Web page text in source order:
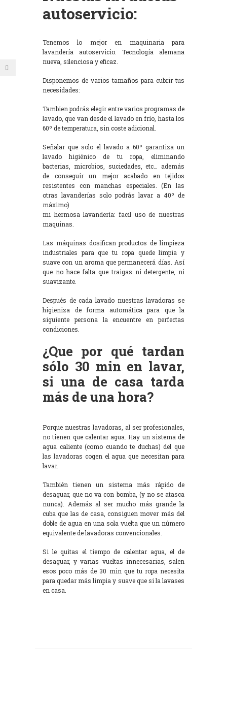
autoservicio:
Tenemos lo mejor en maquinaria para
lavandería autoservicio. Tecnología alemana
nueva, silenciosa y eficaz.
Disponemos de varios tamaños para cubrir tus
necesidades:
Tambien podrás elegir entre varios programas de
lavado, que van desde el lavado en frío, hasta los
60º de temperatura, sin coste adicional.
Señalar que solo el lavado a 60º garantiza un
lavado higiénico de tu ropa, eliminando
bacterias, microbios, suciedades, etc… además
de conseguir un mejor acabado en tejidos
resistentes con manchas especiales. (En las
otras lavanderías solo podrás lavar a 40º de
máximo)
mi hermosa lavandería: facil uso de nuestras
maquinas.
Las máquinas dosifican productos de limpieza
industriales para que tu ropa quede limpia y
suave con un aroma que permanecerá días. Así
que no hace falta que traigas ni detergente, ni
suavizante.
Después de cada lavado nuestras lavadoras se
higieniza de forma automática para que la
siguiente persona la encuentre en perfectas
condiciones.
¿Que por qué tardan
sólo 30 min en lavar,
si una de casa tarda
más de una hora?
Porque nuestras lavadoras, al ser profesionales,
no tienen que calentar agua. Hay un sistema de
agua caliente (como cuando te duchas) del que
las lavadoras cogen el agua que necesitan para
lavar.
También tienen un sistema más rápido de
desaguar, que no va con bomba, (y no se atasca
nunca). Además al ser mucho más grande la
cuba que las de casa, consiguen mover más del
doble de agua en una sola vuelta que un número
equivalente de lavadoras convencionales.
Si le quitas el tiempo de calentar agua, el de
desaguar, y varias vueltas innecesarias, salen
esos poco más de 30 min que tu ropa necesita
para quedar más limpia y suave que si la lavases
en casa.